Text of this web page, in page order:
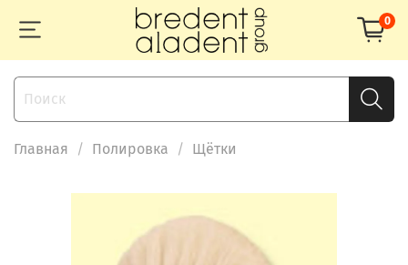
0
Главная Полировка Щётки